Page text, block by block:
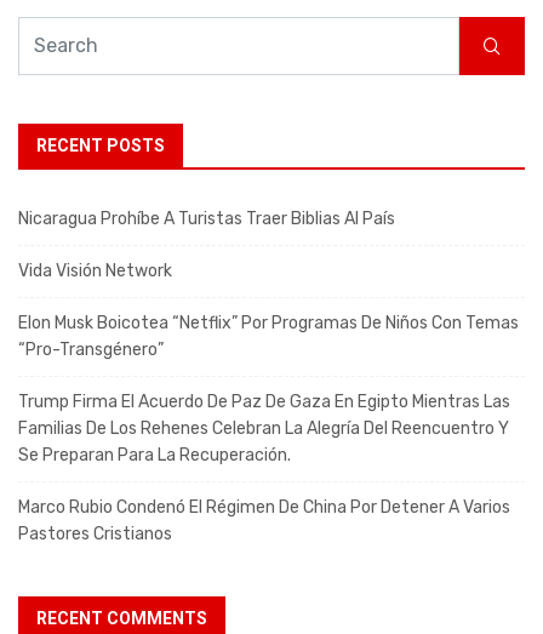
RECENT POSTS
Nicaragua Prohíbe A Turistas Traer Biblias Al País
Vida Visión Network
Elon Musk Boicotea “Netflix” Por Programas De Niños Con Temas
“pro-Transgénero”
Trump Firma El Acuerdo De Paz De Gaza En Egipto Mientras Las
Familias De Los Rehenes Celebran La Alegría Del Reencuentro Y
Se Preparan Para La Recuperación.
Marco Rubio Condenó El Régimen De China Por Detener A Varios
Pastores Cristianos
RECENT COMMENTS